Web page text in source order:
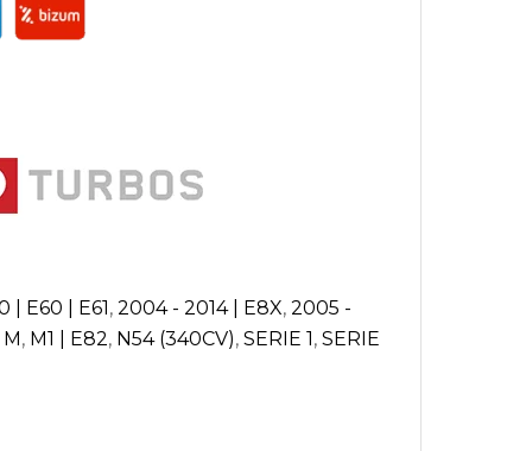
| E60 | E61, 2004 - 2014 | E8X, 2005 -
M, M1 | E82, N54 (340CV), SERIE 1, SERIE